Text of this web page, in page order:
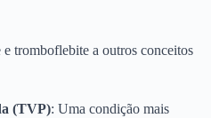
tromboflebite a outros conceitos
(TVP): Uma condição mais